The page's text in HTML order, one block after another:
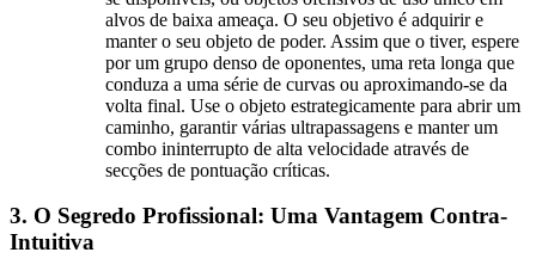
alvos de baixa ameaça. O seu objetivo é adquirir e
manter o seu objeto de poder. Assim que o tiver, espere
por um grupo denso de oponentes, uma reta longa que
conduza a uma série de curvas ou aproximando-se da
volta final. Use o objeto estrategicamente para abrir um
caminho, garantir várias ultrapassagens e manter um
combo ininterrupto de alta velocidade através de
secções de pontuação críticas.
3. O Segredo Profissional: Uma Vantagem Contra-
Intuitiva